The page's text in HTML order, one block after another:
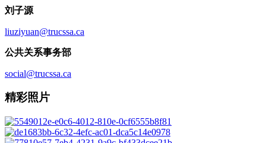
刘子源
liuziyuan@trucssa.ca
公共关系事务部
social@trucssa.ca
精彩照片